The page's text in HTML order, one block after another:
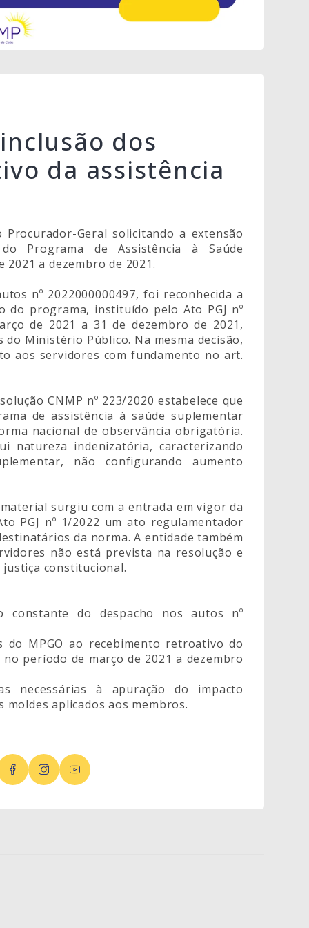
dos
da assistência
Procurador-Geral solicitando a extensão
Programa de Assistência à Saúde
a dezembro de 2021.
nº 2022000000497, foi reconhecida a
programa, instituído pelo Ato PGJ nº
de 2021 a 31 de dezembro de 2021,
Ministério Público. Na mesma decisão,
aos servidores com fundamento no art.
CNMP nº 223/2020 estabelece que
de assistência à saúde suplementar
nacional de observância obrigatória.
natureza indenizatória, caracterizando
não configurando aumento
surgiu com a entrada em vigor da
PGJ nº 1/2022 um ato regulamentador
da norma. A entidade também
não está prevista na resolução e
constitucional.
constante do despacho nos autos nº
MPGO ao recebimento retroativo do
período de março de 2021 a dezembro
necessárias à apuração do impacto
aplicados aos membros.